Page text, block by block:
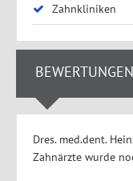
Zahnkliniken
BEWERTUNGEN
Dres. med.dent.
Zahnärzte wurde